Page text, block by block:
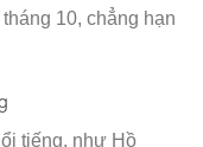
10, chẳng hạn
tiếng, như Hồ